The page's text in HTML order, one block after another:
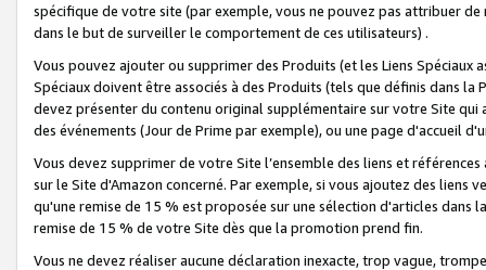
spécifique de votre site (par exemple, vous ne pouvez pas attribuer
dans le but de surveiller le comportement de ces utilisateurs) .
Vous pouvez ajouter ou supprimer des Produits (et les Liens
Spéciaux doivent être associés à des Produits (tels que définis dans
devez présenter du contenu original supplémentaire sur votre Site qui
des événements (Jour de Prime par exemple), ou une page d'accueil
Vous devez supprimer de votre Site l’ensemble des liens et
sur le Site d'Amazon concerné. Par exemple, si vous ajoutez des
qu'une remise de 15 % est proposée sur une sélection d'articles
remise de 15 % de votre Site dès que la promotion prend fin.
Vous ne devez réaliser aucune déclaration inexacte, trop vague,